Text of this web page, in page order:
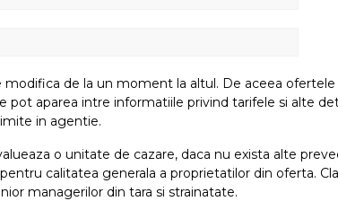
de la un moment la altul. De aceea
aparea intre informatiile privind tarifele si alte
in agentie.
o unitate de cazare, daca nu exista alte
calitatea generala a proprietatilor din oferta.
managerilor din tara si strainatate.